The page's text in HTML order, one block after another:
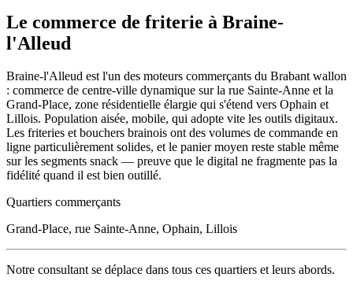
Le commerce de friterie à Braine-
l'Alleud
Braine-l'Alleud est l'un des moteurs commerçants du Brabant wallon
: commerce de centre-ville dynamique sur la rue Sainte-Anne et la
Grand-Place, zone résidentielle élargie qui s'étend vers Ophain et
Lillois. Population aisée, mobile, qui adopte vite les outils digitaux.
Les friteries et bouchers brainois ont des volumes de commande en
ligne particulièrement solides, et le panier moyen reste stable même
sur les segments snack — preuve que le digital ne fragmente pas la
fidélité quand il est bien outillé.
Quartiers commerçants
Grand-Place, rue Sainte-Anne, Ophain, Lillois
Notre consultant se déplace dans tous ces quartiers et leurs abords.